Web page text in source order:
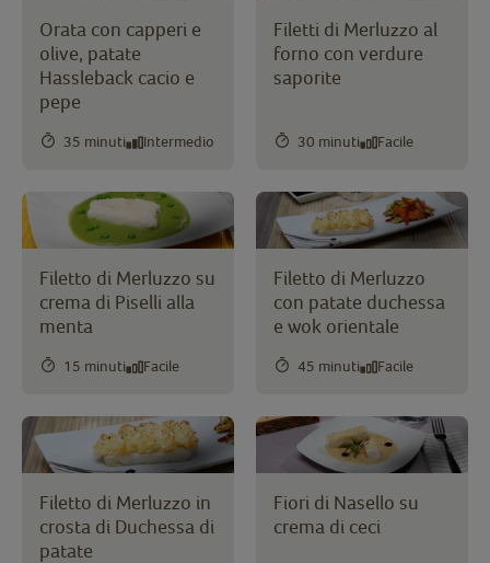
Orata con capperi e
olive, patate
Hassleback cacio e
pepe
35 minuti Intermedio
Filetti di Merluzzo al
forno con verdure
saporite
30 minuti Facile
Filetto di Merluzzo su
crema di Piselli alla
menta
15 minuti Facile
Filetto di Merluzzo
con patate duchessa
e wok orientale
45 minuti Facile
Filetto di Merluzzo in
crosta di Duchessa di
patate
Fiori di Nasello su
crema di ceci